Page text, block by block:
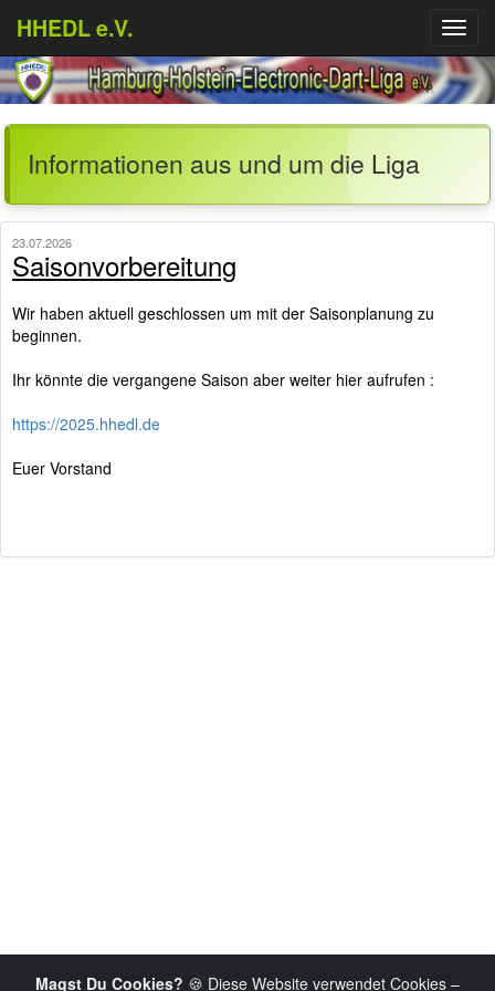
HHEDL e.V.
Menü
Informationen aus und um die Liga
23.07.2026
Saisonvorbereitung
Wir haben aktuell geschlossen um mit der Saisonplanung zu
beginnen.
Ihr könnte die vergangene Saison aber weiter hier aufrufen :
https://2025.hhedl.de
Euer Vorstand
Magst Du Cookies? 🍪 Diese Website verwendet Cookies –